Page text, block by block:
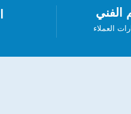
الفني
العملاء